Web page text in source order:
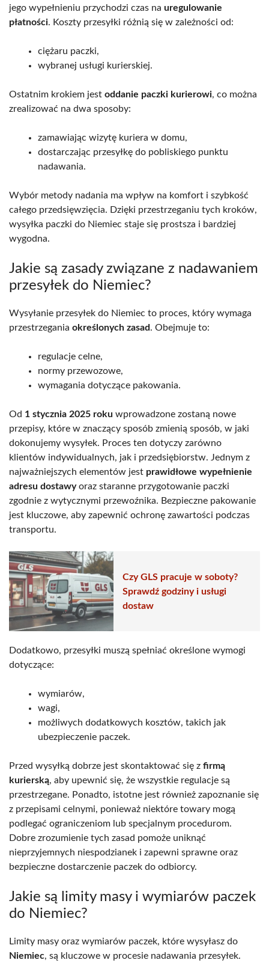
jego wypełnieniu przychodzi czas na uregulowanie
płatności. Koszty przesyłki różnią się w zależności od:
ciężaru paczki,
wybranej usługi kurierskiej.
Ostatnim krokiem jest oddanie paczki kurierowi, co można
zrealizować na dwa sposoby:
zamawiając wizytę kuriera w domu,
dostarczając przesyłkę do pobliskiego punktu
nadawania.
Wybór metody nadania ma wpływ na komfort i szybkość
całego przedsięwzięcia. Dzięki przestrzeganiu tych kroków,
wysyłka paczki do Niemiec staje się prostsza i bardziej
wygodna.
Jakie są zasady związane z nadawaniem
przesyłek do Niemiec?
Wysyłanie przesyłek do Niemiec to proces, który wymaga
przestrzegania określonych zasad. Obejmuje to:
regulacje celne,
normy przewozowe,
wymagania dotyczące pakowania.
Od 1 stycznia 2025 roku wprowadzone zostaną nowe
przepisy, które w znaczący sposób zmienią sposób, w jaki
dokonujemy wysyłek. Proces ten dotyczy zarówno
klientów indywidualnych, jak i przedsiębiorstw. Jednym z
najważniejszych elementów jest prawidłowe wypełnienie
adresu dostawyoraz staranne przygotowanie paczki
zgodnie z wytycznymi przewoźnika. Bezpieczne pakowanie
jest kluczowe, aby zapewnić ochronę zawartości podczas
transportu.
Czy GLS pracuje w soboty?
Sprawdź godziny i usługi
dostaw
Dodatkowo, przesyłki muszą spełniać określone wymogi
dotyczące:
wymiarów,
wagi,
możliwych dodatkowych kosztów, takich jak
ubezpieczenie paczek.
Przed wysyłką dobrze jest skontaktować się z firmą
kurierską, aby upewnić się, że wszystkie regulacje są
przestrzegane. Ponadto, istotne jest również zapoznanie się
z przepisami celnymi, ponieważ niektóre towary mogą
podlegać ograniczeniom lub specjalnym procedurom.
Dobre zrozumienie tych zasad pomoże uniknąć
nieprzyjemnych niespodzianek i zapewni sprawne oraz
bezpieczne dostarczenie paczek do odbiorcy.
Jakie są limity masy i wymiarów paczek
do Niemiec?
Limity masy oraz wymiarów paczek, które wysyłasz do
Niemiec, są kluczowe w procesie nadawania przesyłek.